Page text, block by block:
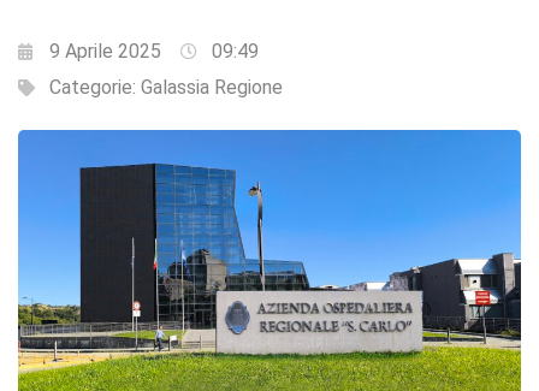
9 Aprile 2025
09:49
Categorie: Galassia Regione